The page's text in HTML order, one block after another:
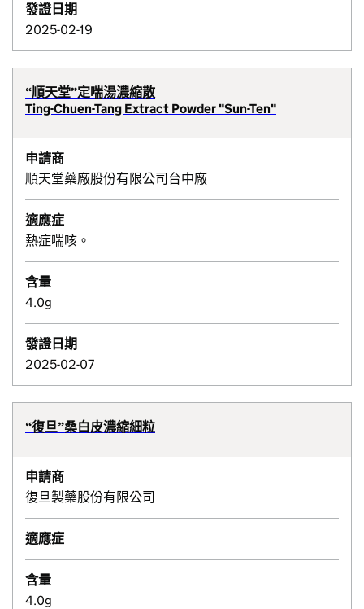
發證日期
2025-02-19
“順天堂”定喘湯濃縮散
Ting-Chuen-Tang Extract Powder "Sun-Ten"
申請商
順天堂藥廠股份有限公司台中廠
適應症
熱症喘咳。
含量
4.0g
發證日期
2025-02-07
“復旦”桑白皮濃縮細粒
申請商
復旦製藥股份有限公司
適應症
含量
4.0g